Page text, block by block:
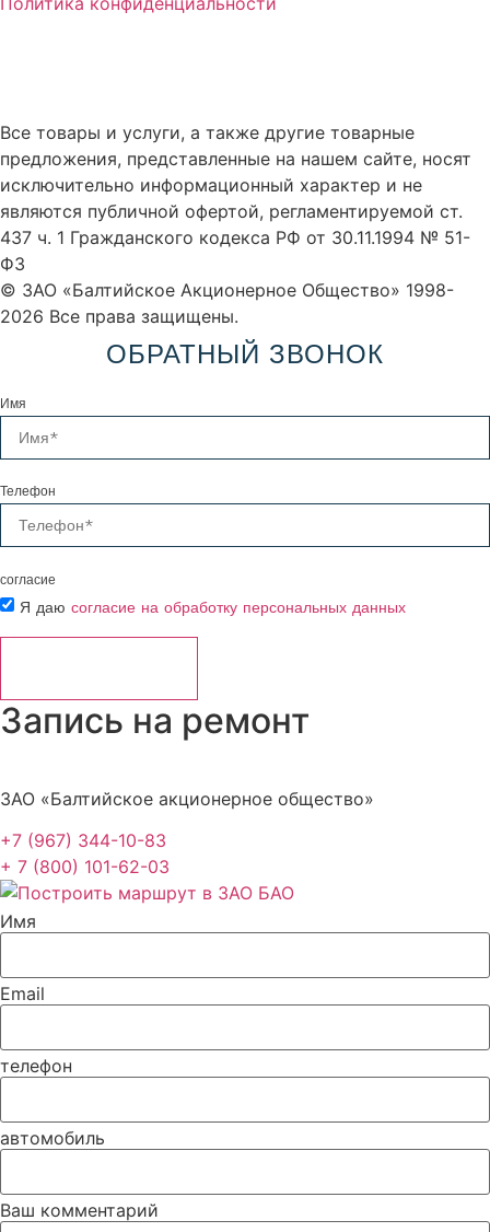
Все товары и услуги, а также другие товарные
предложения, представленные на нашем сайте, носят
исключительно информационный характер и не
являются публичной офертой, регламентируемой ст.
437 ч. 1 Гражданского кодекса РФ от 30.11.1994 № 51-
ФЗ
© ЗАО «Балтийское Акционерное Общество» 1998-
2026 Все права защищены.
ОБРАТНЫЙ ЗВОНОК
Имя
Телефон
согласие
Я даю согласие на обработку персональных данных
Запись на ремонт
ЗАО «Балтийское акционерное общество»
+7 (967) 344-10-83
+ 7 (800) 101-62-03
Имя
Email
телефон
автомобиль
Ваш комментарий